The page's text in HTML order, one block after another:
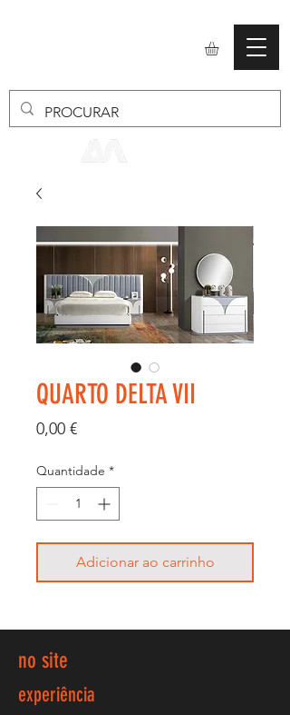
QUARTO DELTA VII
0,00 €Preço
Quantidade *
Adicionar ao carrinho
no site
experiência